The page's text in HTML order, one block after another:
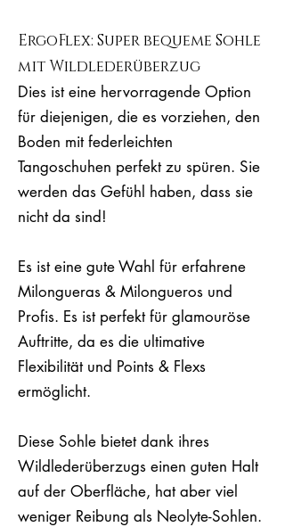
ErgoFlex: Super bequeme Sohle
mit Wildlederüberzug
Dies ist eine hervorragende Option
für diejenigen, die es vorziehen, den
Boden mit federleichten
Tangoschuhen perfekt zu spüren. Sie
werden das Gefühl haben, dass sie
nicht da sind!
Es ist eine gute Wahl für erfahrene
Milongueras & Milongueros und
Profis. Es ist perfekt für glamouröse
Auftritte, da es die ultimative
Flexibilität und Points & Flexs
ermöglicht.
Diese Sohle bietet dank ihres
Wildlederüberzugs einen guten Halt
auf der Oberfläche, hat aber viel
weniger Reibung als Neolyte-Sohlen.